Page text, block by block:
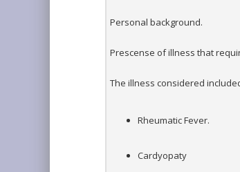
Personal background.
Prescense of illness that
The illness considered
Rheumatic Fever.
Cardyopaty